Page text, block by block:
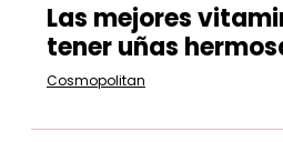
Las mejores
tener uñas
Cosmopolitan